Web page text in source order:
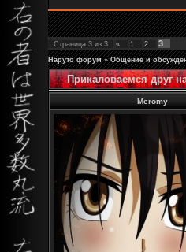
Страница 3 из 3 « 1 2 3
Наруто форум » Общение и
Прикаловаемся друг
Meromy